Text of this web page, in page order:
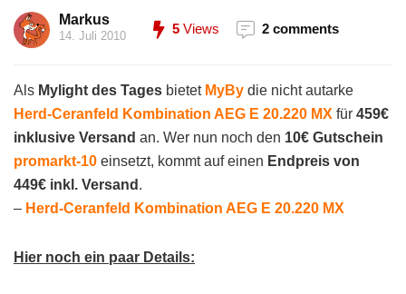
Markus
14. Juli 2010 5 Views 2 comments
Als Mylight des Tages bietet MyBy die nicht autarke
Herd-Ceranfeld Kombination AEG E 20.220 MX für 459€
inklusive Versand an. Wer nun noch den 10€ Gutschein
promarkt-10 einsetzt, kommt auf einen Endpreis von
449€ inkl. Versand .
– Herd-Ceranfeld Kombination AEG E 20.220 MX
Hier noch ein paar Details: